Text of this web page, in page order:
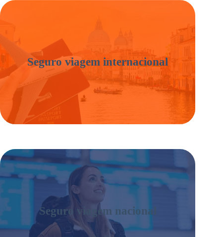
Seguro viagem internacional
Seguro viagem nacional